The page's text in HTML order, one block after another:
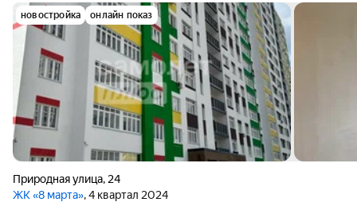
новостройка онлайн показ
Природная улица, 24
ЖК «8 марта», 4 квартал 2024